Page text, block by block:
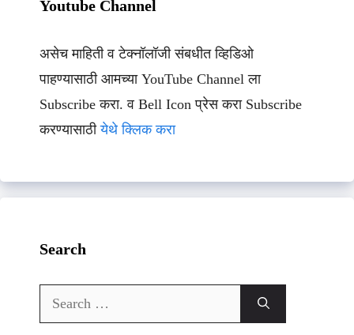
Youtube Channel
असेच माहिती व टेक्नॉलॉजी संबधीत व्हिडिओ
पाहण्यासाठी आमच्या YouTube Channel ला
Subscribe करा. व Bell Icon प्रेस करा Subscribe
करण्यासाठीयेथे क्लिक करा
Search
Search
for: